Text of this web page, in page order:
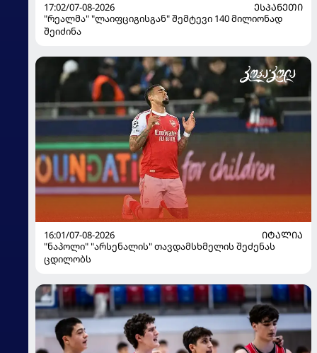
17:02/07-08-2026
ᲔᲡᲞᲐᲜᲔᲗᲘ
"რეალმა" "ლაიფციგისგან" შემტევი 140 მილიონად
შეიძინა
16:01/07-08-2026
ᲘᲢᲐᲚᲘᲐ
"ნაპოლი" "არსენალის" თავდამსხმელის შეძენას
ცდილობს